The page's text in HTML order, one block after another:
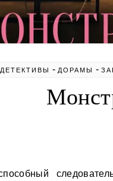
ДЕТЕКТИВЫ - ДОРАМЫ -